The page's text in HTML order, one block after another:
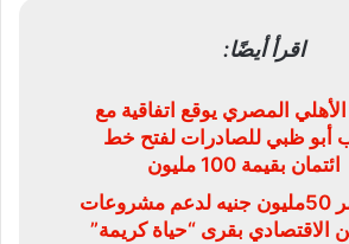
اقرأ أيضًا:
الأهلي المصري يوقع اتفاقية مع
أبو ظبي للصادرات لفتح خط
ائتمان بقيمة 100 مليون
بنك مصر 50مليون جنيه لدعم مشروعات
الاقتصادي بقرى “حياة كريمة”